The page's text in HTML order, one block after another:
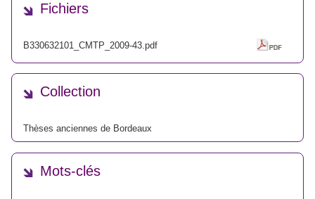
Fichiers
B330632101_CMTP_2009-43.pdf
Collection
Thèses anciennes de Bordeaux
Mots-clés